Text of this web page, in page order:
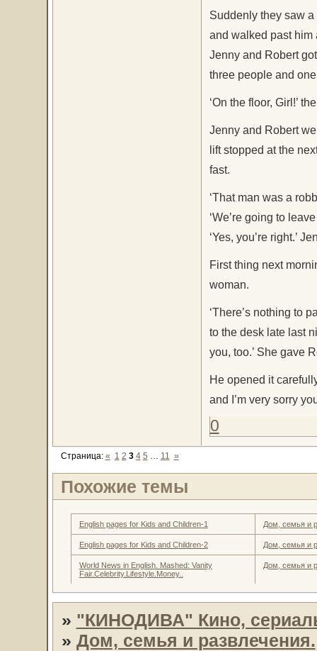
Suddenly they saw
and walked past him
Jenny and Robert
three people and
‘On the floor, Girl!’
Jenny and Robert
lift stopped at the
fast.
‘That man was a
‘We’re going to
‘Yes, you’re right.’
First thing next
woman.
‘There’s nothing to
to the desk late last
you, too.’ She gave
He opened it
and I’m very sorry
0
Страница: « 1 2 3 4 5 … 11 »
Похожие темы
English pages for Kids and Children-1 Дом, семья и
English pages for Kids and Children-2 Дом, семья и
World News in English. Mashed: Vanity
Fair.Celebrity.Lifestyle.Money..
Дом, семья и
» "КИНОДИВА" Кино,
» Дом, семья и развлечения.